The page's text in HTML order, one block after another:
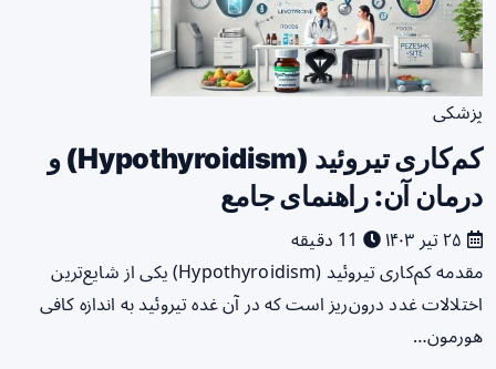
پزشکی
کم‌کاری تیروئید (Hypothyroidism) و
درمان آن: راهنمای جامع
مقدمه کم‌کاری تیروئید (Hypothyroidism) یکی از شایع‌ترین
اختلالات غدد درون‌ریز است که در آن غده تیروئید به اندازه کافی
هورمون…